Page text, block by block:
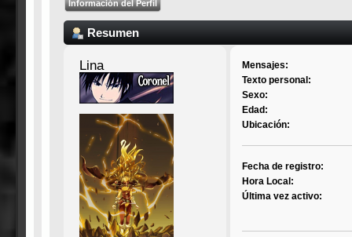
Información del Perfil
Resumen
Lina
Mensajes:
Texto personal:
Sexo:
Edad:
Ubicación:
Fecha de registro:
Hora Local:
Última vez activo: